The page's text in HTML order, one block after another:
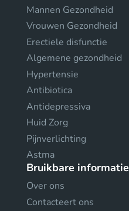
Mannen Gezondheid
Vrouwen Gezondheid
Erectiele disfunctie
Algemene gezondheid
Hypertensie
Antibiotica
Antidepressiva
Huid Zorg
Pijnverlichting
Astma
Bruikbare informatie
Over ons
Contacteert ons